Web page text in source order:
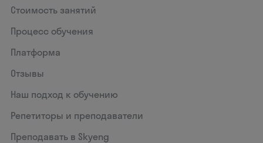
Стоимость занятий
Процесс обучения
Платформа
Отзывы
Наш подход к обучению
Репетиторы и преподаватели
Преподавать в Skyeng